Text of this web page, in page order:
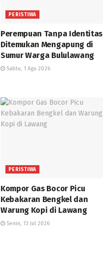
PERISTIWA
Perempuan Tanpa Identitas
Ditemukan Mengapung di
Sumur Warga Bululawang
Sabtu, 1 Agu 2026
PERISTIWA
Kompor Gas Bocor Picu
Kebakaran Bengkel dan
Warung Kopi di Lawang
Senin, 13 Jul 2026